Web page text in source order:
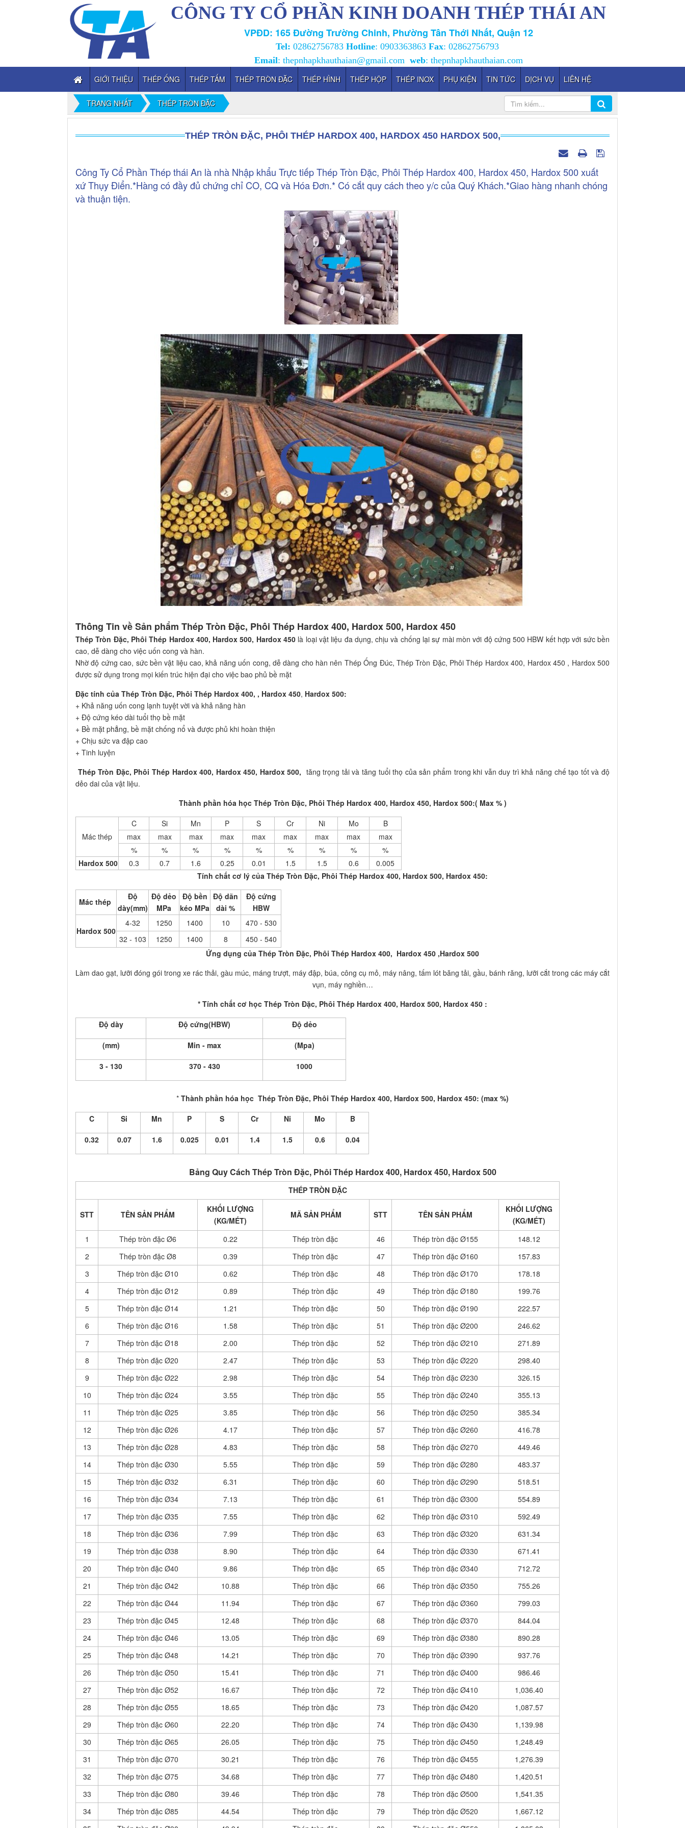
CÔNG TY CỔ PHẦN KINH DOANH THÉP THÁI AN
VPĐD: 165 Đường Trường Chinh, Phường Tân Thới Nhất, Quận 12
Tel: 02862756783 Hotline: 0903363863 Fax: 02862756793
Email: thepnhapkhauthaian@gmail.com web: thepnhapkhauthaian.com
GIỚI THIỆU
THÉP ỐNG THÉP TẤM THÉP TRÒN ĐẶC THÉP HÌNH THÉP HỘP THÉP INOX PHỤ KIỆN TIN TỨC DỊCH VỤ LIÊN HỆ
TRANG NHẤT THÉP TRÒN ĐẶC
THÉP TRÒN ĐẶC, PHÔI THÉP HARDOX 400, HARDOX 450 HARDOX 500,
Công Ty Cổ Phần Thép thái An là nhà Nhập khẩu Trực tiếp Thép Tròn Đặc, Phôi Thép Hardox 400, Hardox 450, Hardox 500 xuất
xứ Thụy Điển.*Hàng có đầy đủ chứng chỉ CO, CQ và Hóa Đơn.* Có cắt quy cách theo y/c của Quý Khách.*Giao hàng nhanh chóng
và thuận tiện.
Thông Tin về Sản phẩm Thép Tròn Đặc, Phôi Thép Hardox 400, Hardox 500, Hardox 450
Thép Tròn Đặc, Phôi Thép Hardox 400, Hardox 500, Hardox 450 là loại vật liệu đa dụng, chịu và chống lại sự mài mòn với độ cứng 500 HBW kết hợp với sức bền
cao, dễ dàng cho việc uốn cong và hàn.
Nhờ độ cứng cao, sức bền vật liệu cao, khả năng uốn cong, dễ dàng cho hàn nên Thép Ống Đúc, Thép Tròn Đặc, Phôi Thép Hardox 400, Hardox 450 , Hardox 500
được sử dụng trong mọi kiến trúc hiện đại cho việc bao phủ bề mặt
Đặc tính của Thép Tròn Đặc, Phôi Thép Hardox 400, , Hardox 450, Hardox 500:
+ Khả năng uốn cong lạnh tuyệt vời và khả năng hàn
+ Độ cứng kéo dài tuổi thọ bề mặt
+ Bề mặt phẳng, bề mặt chống nổ và được phủ khi hoàn thiện
+ Chịu sức va đập cao
+ Tinh luyện
Thép Tròn Đặc, Phôi Thép Hardox 400, Hardox 450, Hardox 500, tăng trọng tải và tăng tuổi thọ của sản phẩm trong khi vẫn duy trì khả năng chế tạo tốt và độ
dẻo dai của vật liệu.
Thành phần hóa học Thép Tròn Đặc, Phôi Thép Hardox 400, Hardox 450, Hardox 500:( Max % )
Mác thép
C Si Mn P S Cr Ni Mo
B
max
max max max max max max max
max
%
% % % % % % %
%
Hardox 500
0.3 0.7 1.6 0.25 0.01 1.5 1.5 0.6
0.005
Tính chất cơ lý của Thép Tròn Đặc, Phôi Thép Hardox 400, Hardox 500, Hardox 450:
Mác thép
Độ
dày(mm)
Độ dẻo
MPa
Độ bền
kéo MPa
Độ dãn
dài %
Độ cứng
HBW
Hardox 500
4-32 1250 1400 10
470 - 530
32 - 103
1250 1400 8
450 - 540
Ứng dụng của Thép Tròn Đặc, Phôi Thép Hardox 400, Hardox 450 ,Hardox 500
Làm dao gạt, lưỡi đóng gói trong xe rác thải, gàu múc, máng trượt, máy đập, búa, công cụ mỏ, máy nâng, tấm lót băng tải, gầu, bánh răng, lưỡi cắt trong các máy cắt
vụn, máy nghiền…
* Tính chất cơ học Thép Tròn Đặc, Phôi Thép Hardox 400, Hardox 500, Hardox 450 :
Độ dày
Độ cứng(HBW) Độ dẻo
(mm) Min - max (Mpa)
3 - 130 370 - 430 1000
* Thành phần hóa học Thép Tròn Đặc, Phôi Thép Hardox 400, Hardox 500, Hardox 450: (max %)
C
Si Mn P S Cr Ni Mo B
0.32 0.07 1.6 0.025 0.01 1.4 1.5 0.6 0.04
Bảng Quy Cách Thép Tròn Đặc, Phôi Thép Hardox 400, Hardox 450, Hardox 500
THÉP TRÒN ĐẶC
STT TÊN SẢN PHẨM
KHỐI LƯỢNG
(KG/MÉT)
MÃ SẢN PHẨM STT TÊN SẢN PHẨM
KHỐI LƯỢNG
(KG/MÉT)
1
Thép tròn đặc Ø6 0.22 Thép tròn đặc 46 Thép tròn đặc Ø155
148.12
2
Thép tròn đặc Ø8 0.39 Thép tròn đặc 47 Thép tròn đặc Ø160
157.83
3
Thép tròn đặc Ø10 0.62 Thép tròn đặc 48 Thép tròn đặc Ø170
178.18
4
Thép tròn đặc Ø12 0.89 Thép tròn đặc 49 Thép tròn đặc Ø180
199.76
5
Thép tròn đặc Ø14 1.21 Thép tròn đặc 50 Thép tròn đặc Ø190
222.57
6
Thép tròn đặc Ø16 1.58 Thép tròn đặc 51 Thép tròn đặc Ø200
246.62
7
Thép tròn đặc Ø18 2.00 Thép tròn đặc 52 Thép tròn đặc Ø210
271.89
8
Thép tròn đặc Ø20 2.47 Thép tròn đặc 53 Thép tròn đặc Ø220
298.40
9
Thép tròn đặc Ø22 2.98 Thép tròn đặc 54 Thép tròn đặc Ø230
326.15
10
Thép tròn đặc Ø24 3.55 Thép tròn đặc 55 Thép tròn đặc Ø240
355.13
11
Thép tròn đặc Ø25 3.85 Thép tròn đặc 56 Thép tròn đặc Ø250
385.34
12
Thép tròn đặc Ø26 4.17 Thép tròn đặc 57 Thép tròn đặc Ø260
416.78
13
Thép tròn đặc Ø28 4.83 Thép tròn đặc 58 Thép tròn đặc Ø270
449.46
14
Thép tròn đặc Ø30 5.55 Thép tròn đặc 59 Thép tròn đặc Ø280
483.37
15
Thép tròn đặc Ø32 6.31 Thép tròn đặc 60 Thép tròn đặc Ø290
518.51
16
Thép tròn đặc Ø34 7.13 Thép tròn đặc 61 Thép tròn đặc Ø300
554.89
17
Thép tròn đặc Ø35 7.55 Thép tròn đặc 62 Thép tròn đặc Ø310
592.49
18
Thép tròn đặc Ø36 7.99 Thép tròn đặc 63 Thép tròn đặc Ø320
631.34
19
Thép tròn đặc Ø38 8.90 Thép tròn đặc 64 Thép tròn đặc Ø330
671.41
20
Thép tròn đặc Ø40 9.86 Thép tròn đặc 65 Thép tròn đặc Ø340
712.72
21
Thép tròn đặc Ø42 10.88 Thép tròn đặc 66 Thép tròn đặc Ø350
755.26
22
Thép tròn đặc Ø44 11.94 Thép tròn đặc 67 Thép tròn đặc Ø360
799.03
23
Thép tròn đặc Ø45 12.48 Thép tròn đặc 68 Thép tròn đặc Ø370
844.04
24
Thép tròn đặc Ø46 13.05 Thép tròn đặc 69 Thép tròn đặc Ø380
890.28
25
Thép tròn đặc Ø48 14.21 Thép tròn đặc 70 Thép tròn đặc Ø390
937.76
26
Thép tròn đặc Ø50 15.41 Thép tròn đặc 71 Thép tròn đặc Ø400
986.46
27
Thép tròn đặc Ø52 16.67 Thép tròn đặc 72 Thép tròn đặc Ø410
1,036.40
28
Thép tròn đặc Ø55 18.65 Thép tròn đặc 73 Thép tròn đặc Ø420
1,087.57
29
Thép tròn đặc Ø60 22.20 Thép tròn đặc 74 Thép tròn đặc Ø430
1,139.98
30
Thép tròn đặc Ø65 26.05 Thép tròn đặc 75 Thép tròn đặc Ø450
1,248.49
31
Thép tròn đặc Ø70 30.21 Thép tròn đặc 76 Thép tròn đặc Ø455
1,276.39
32
Thép tròn đặc Ø75 34.68 Thép tròn đặc 77 Thép tròn đặc Ø480
1,420.51
33
Thép tròn đặc Ø80 39.46 Thép tròn đặc 78 Thép tròn đặc Ø500
1,541.35
34
Thép tròn đặc Ø85 44.54 Thép tròn đặc 79 Thép tròn đặc Ø520
1,667.12